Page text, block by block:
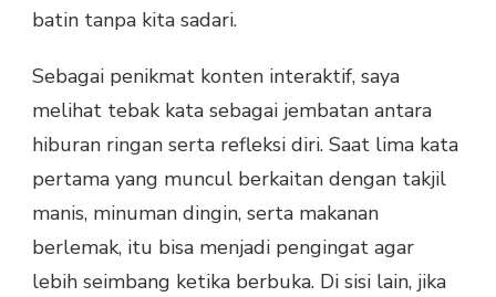
batin tanpa kita sadari.
Sebagai penikmat konten interaktif, saya
melihat tebak kata sebagai jembatan antara
hiburan ringan serta refleksi diri. Saat lima kata
pertama yang muncul berkaitan dengan takjil
manis, minuman dingin, serta makanan
berlemak, itu bisa menjadi pengingat agar
lebih seimbang ketika berbuka. Di sisi lain, jika